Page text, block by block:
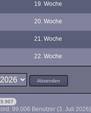
19. Woche
20. Woche
21. Woche
22. Woche
Absenden
5.907
99.006 Benutzer (3. Juli 2026)